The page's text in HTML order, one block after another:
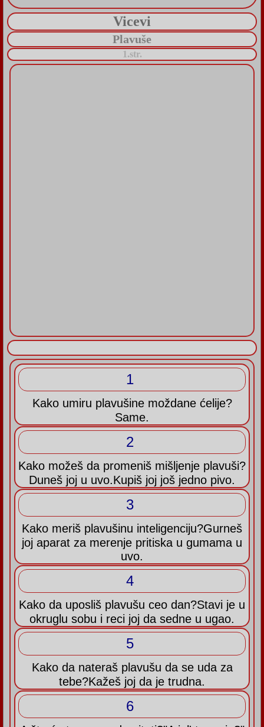
Vicevi
Plavuše
1.str.
1
Kako umiru plavušine moždane ćelije?
Same.
2
Kako možeš da promeniš mišljenje plavuši?
Duneš joj u uvo.Kupiš joj još jedno pivo.
3
Kako meriš plavušinu inteligenciju?Gurneš
joj aparat za merenje pritiska u gumama u
uvo.
4
Kako da uposliš plavušu ceo dan?Stavi je u
okruglu sobu i reci joj da sedne u ugao.
5
Kako da nateraš plavušu da se uda za
tebe?Kažeš joj da je trudna.
6